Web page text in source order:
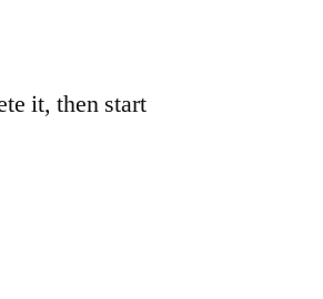
it, then start